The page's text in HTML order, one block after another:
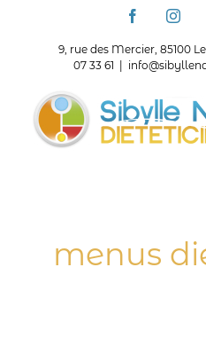
Facebook
9, rue des Mercier, 85100
07 33 61
menus